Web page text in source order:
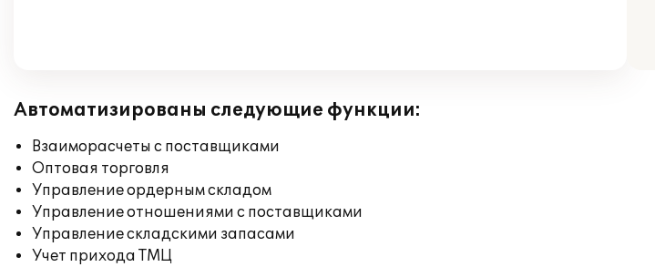
Автоматизированы следующие функции:
Взаиморасчеты с поставщиками
Оптовая торговля
Управление ордерным складом
Управление отношениями с поставщиками
Управление складскими запасами
Учет прихода ТМЦ